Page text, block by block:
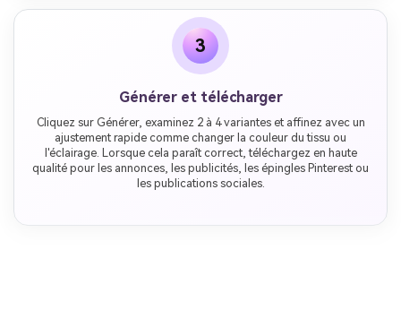
3
Générer et télécharger
Cliquez sur Générer, examinez 2 à 4 variantes et affinez avec un
ajustement rapide comme changer la couleur du tissu ou
l'éclairage. Lorsque cela paraît correct, téléchargez en haute
qualité pour les annonces, les publicités, les épingles Pinterest ou
les publications sociales.